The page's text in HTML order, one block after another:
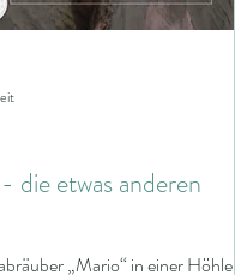
die etwas anderen
„Mario“ in einer Höhle in